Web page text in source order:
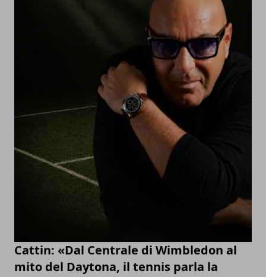
Cattin: «Dal Centrale di Wimbledon al
mito del Daytona, il tennis parla la